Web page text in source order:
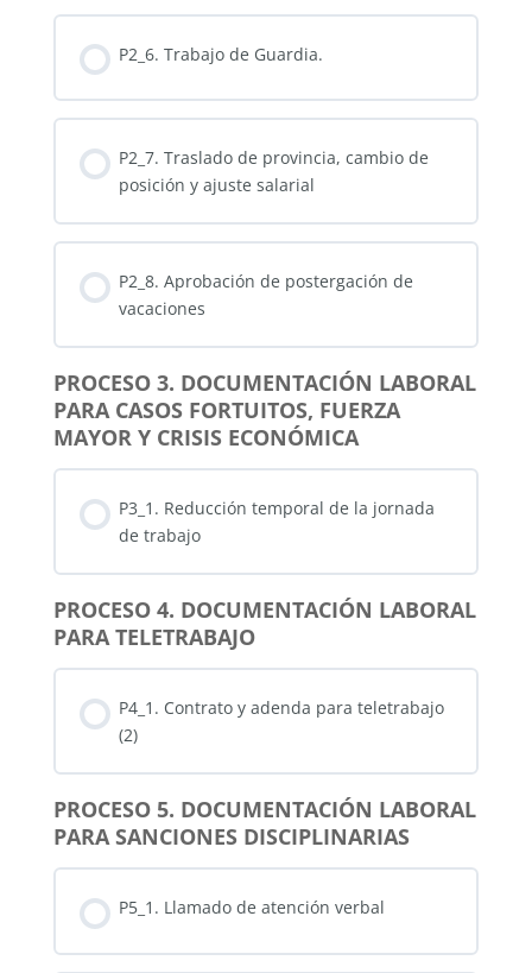
P2_6. Trabajo de Guardia.
P2_7. Traslado de provincia, cambio de
posición y ajuste salarial
P2_8. Aprobación de postergación de
vacaciones
PROCESO 3. DOCUMENTACIÓN LABORAL
PARA CASOS FORTUITOS, FUERZA
MAYOR Y CRISIS ECONÓMICA
P3_1. Reducción temporal de la jornada
de trabajo
PROCESO 4. DOCUMENTACIÓN LABORAL
PARA TELETRABAJO
P4_1. Contrato y adenda para teletrabajo
(2)
PROCESO 5. DOCUMENTACIÓN LABORAL
PARA SANCIONES DISCIPLINARIAS
P5_1. Llamado de atención verbal